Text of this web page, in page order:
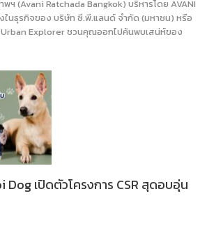
พฯ (Avani Ratchada Bangkok) บริหารโดย AVANI
งในธุรกิจของ บริษัท ซี.พี.แลนด์ จำกัด (มหาชน) หรือ
Urban Explorer ชวนคุณออกไปค้นพบเสน่ห์ของ
Dog เปิดตัวโครงการ CSR สุดอบอุ่น